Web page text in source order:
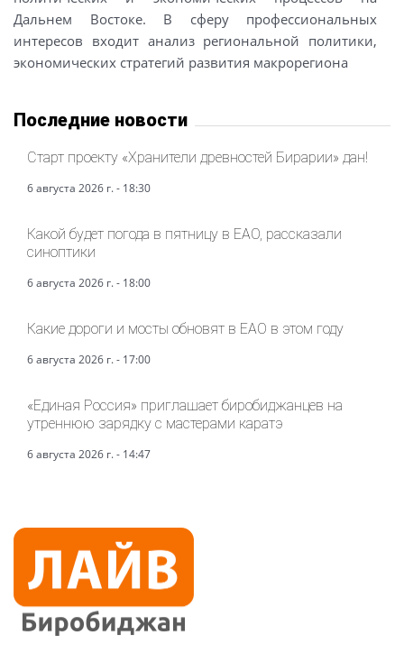
Дальнем Востоке. В сферу профессиональных
интересов входит анализ региональной политики,
экономических стратегий развития макрорегиона
Последние новости
Старт проекту «Хранители древностей Бирарии» дан!
6 августа 2026 г. - 18:30
Какой будет погода в пятницу в ЕАО, рассказали
синоптики
6 августа 2026 г. - 18:00
Какие дороги и мосты обновят в ЕАО в этом году
6 августа 2026 г. - 17:00
«Единая Россия» приглашает биробиджанцев на
утреннюю зарядку с мастерами каратэ
6 августа 2026 г. - 14:47